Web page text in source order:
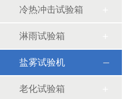
冷热冲击试验箱
淋雨试验箱
盐雾试验机
老化试验箱
汽车座椅检测仪器有哪些